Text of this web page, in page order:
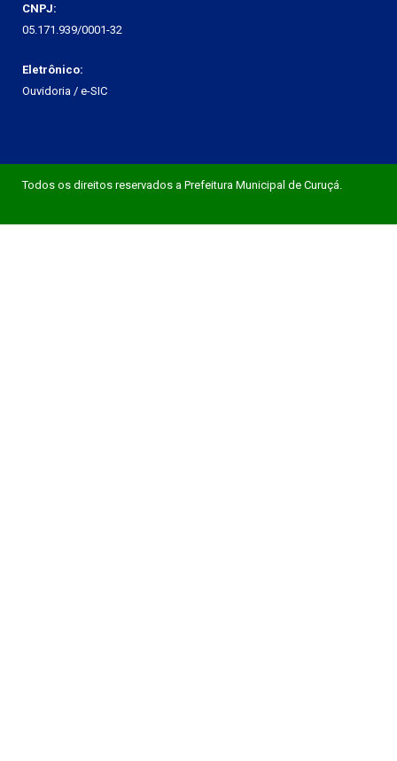
CNPJ:
05.171.939/0001-32
Eletrônico:
Ouvidoria / e-SIC
Todos os direitos reservados a Prefeitura Municipal de Curuçá.